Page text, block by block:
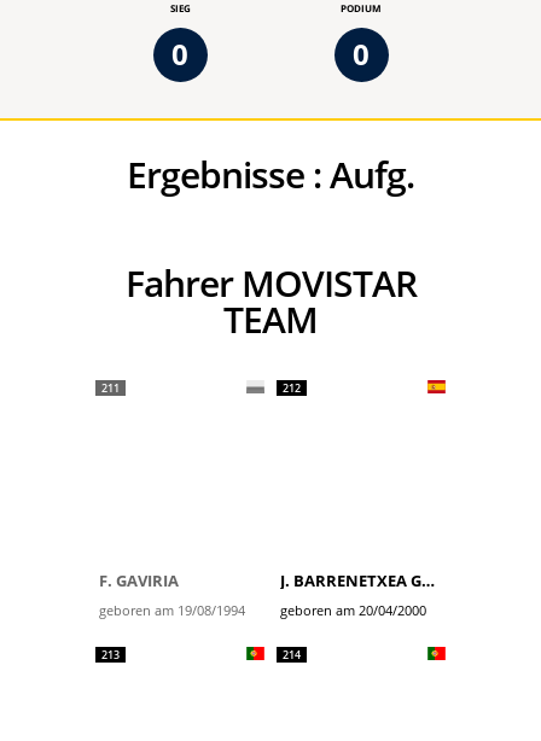
SIEG
0
PODIUM
0
Ergebnisse :Aufg.
Fahrer MOVISTAR
TEAM
211
F. GAVIRIA
geboren am 19/08/1994
212
J. BARRENETXEA GOLZARRI
geboren am 20/04/2000
213 214